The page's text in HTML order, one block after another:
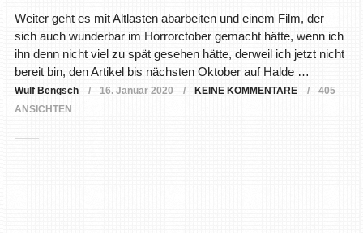
Weiter geht es mit Altlasten abarbeiten und einem Film, der
sich auch wunderbar im Horrorctober gemacht hätte, wenn ich
ihn denn nicht viel zu spät gesehen hätte, derweil ich jetzt nicht
bereit bin, den Artikel bis nächsten Oktober auf Halde …
Wulf Bengsch 16. Januar 2020 KEINE KOMMENTARE
405
ANSICHTEN